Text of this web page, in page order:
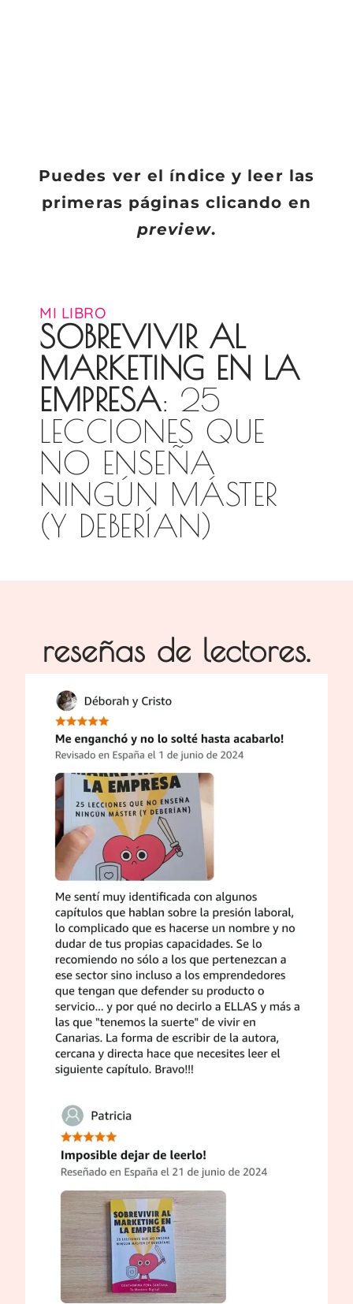
Puedes ver el índice y leer las
primeras páginas clicando en
preview.
MI LIBRO
SOBREVIVIR AL
MARKETING EN LA
EMPRESA: 25
LECCIONES QUE
NO ENSEÑA
NINGÚN MÁSTER
(Y DEBERÍAN)
reseñas de lectores.